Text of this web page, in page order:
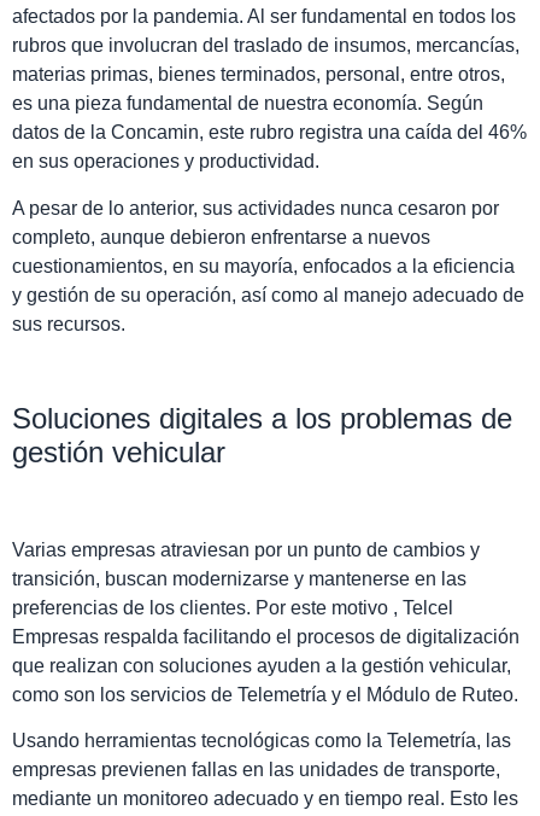
afectados por la pandemia. Al ser fundamental en todos los
rubros que involucran del traslado de insumos, mercancías,
materias primas, bienes terminados, personal, entre otros,
es una pieza fundamental de nuestra economía. Según
datos de la Concamin, este rubro registra una caída del 46%
en sus operaciones y productividad.
A pesar de lo anterior, sus actividades nunca cesaron por
completo, aunque debieron enfrentarse a nuevos
cuestionamientos, en su mayoría, enfocados a la eficiencia
y gestión de su operación, así como al manejo adecuado de
sus recursos.
Soluciones digitales a los problemas de
gestión vehicular
Varias empresas atraviesan por un punto de cambios y
transición, buscan modernizarse y mantenerse en las
preferencias de los clientes. Por este motivo , Telcel
Empresas respalda facilitando el procesos de digitalización
que realizan con soluciones ayuden a la gestión vehicular,
como son los servicios de Telemetría y el Módulo de Ruteo.
Usando herramientas tecnológicas como la Telemetría, las
empresas previenen fallas en las unidades de transporte,
mediante un monitoreo adecuado y en tiempo real. Esto les